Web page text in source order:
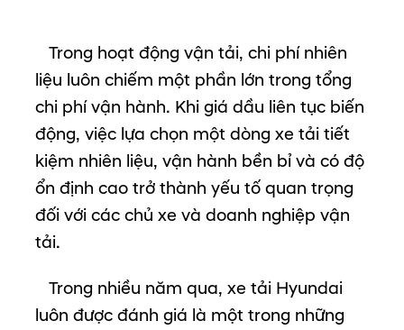
Trong hoạt động vận tải, chi phí nhiên
liệu luôn chiếm một phần lớn trong tổng
chi phívận hành. Khi giá dầu liên tục biến
động, việc lựa chọn một dòng xe tải tiết
kiệm nhiên liệu, vận hành bền bỉvà có độ
ổn định cao trở thành yếu tố quan trọng
đối với các chủ xe và doanh nghiệp vận
tải.
Trong nhiều năm qua, xe tải Hyundai
luôn được đánh giá là một trong những